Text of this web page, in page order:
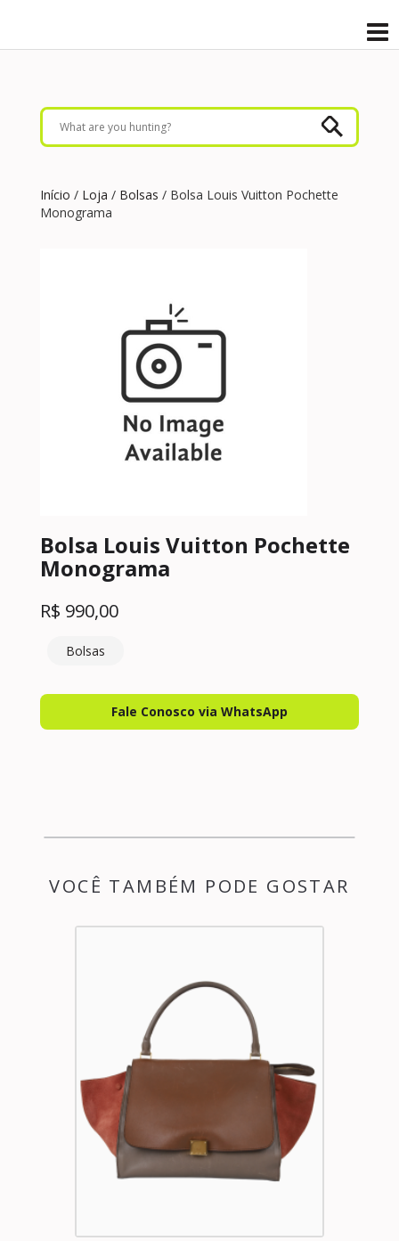
Início / Loja / Bolsas / Bolsa Louis Vuitton Pochette
Monograma
Bolsa Louis Vuitton Pochette
Monograma
R$ 990,00
Bolsas
Fale Conosco via WhatsApp
VOCÊ TAMBÉM PODE GOSTAR